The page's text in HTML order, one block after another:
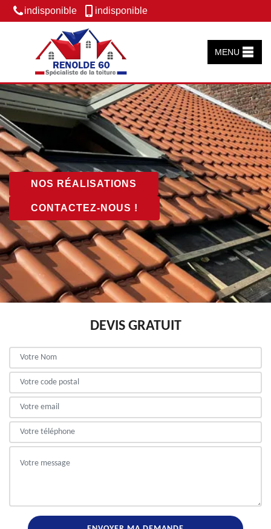
indisponible indisponible
MENU
NOS RÉALISATIONS
CONTACTEZ-NOUS !
DEVIS GRATUIT